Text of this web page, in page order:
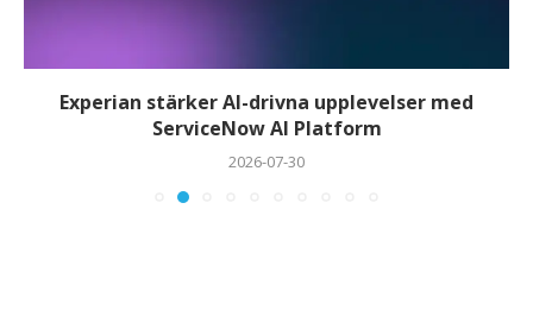
Experian stärker AI-drivna upplevelser med
ServiceNow AI Platform
2026-07-30